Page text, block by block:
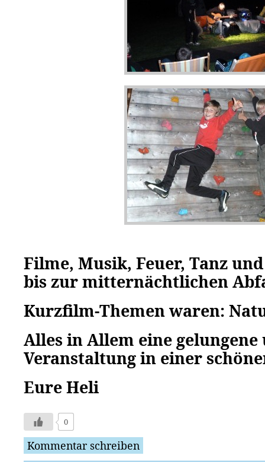
Filme, Musik, Feuer, Tanz und
bis zur mitternächtlichen
Kurzfilm-Themen waren:
Alles in Allem eine
Veranstaltung in einer
Eure Heli
0
Kommentar schreiben